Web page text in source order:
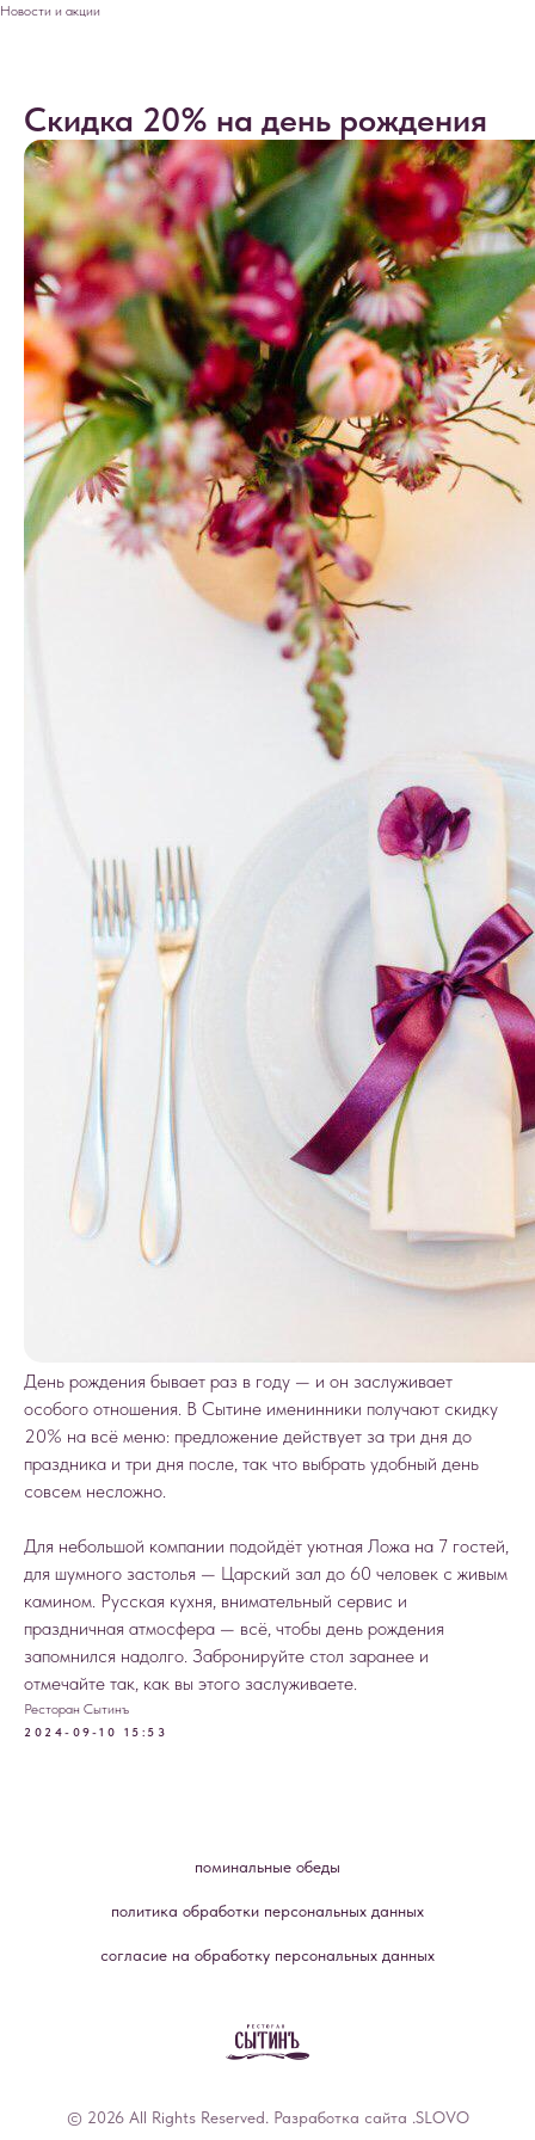
Новости и акции
Скидка 20% на день рождения
День рождения бывает раз в году — и он заслуживает
особого отношения. В Сытине именинники получают скидку
20% на всё меню: предложение действует за три дня до
праздника и три дня после, так что выбрать удобный день
совсем несложно.
Для небольшой компании подойдёт уютная Ложа на 7 гостей,
для шумного застолья — Царский зал до 60 человек с живым
камином. Русская кухня, внимательный сервис и
праздничная атмосфера — всё, чтобы день рождения
запомнился надолго. Забронируйте стол заранее и
отмечайте так, как вы этого заслуживаете.
Ресторан Сытинъ
2024-09-10 15:53
поминальные обеды
политика обработки персональных данных
согласие на обработку персональных данных
© 2026 All Rights Reserved. Разработка сайта .SLOVO